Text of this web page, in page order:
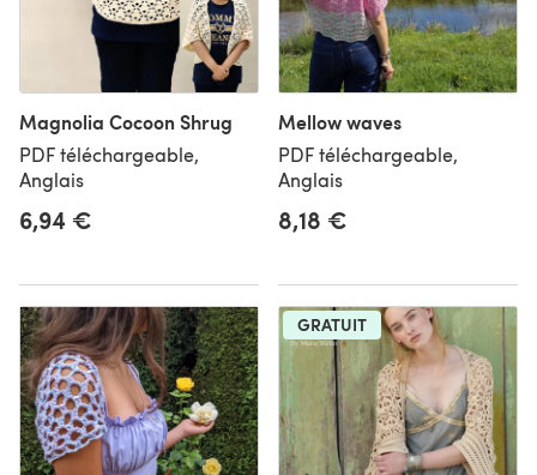
Magnolia Cocoon Shrug
PDF téléchargeable,
Anglais
6,94 €
Mellow waves
PDF téléchargeable,
Anglais
8,18 €
GRATUIT